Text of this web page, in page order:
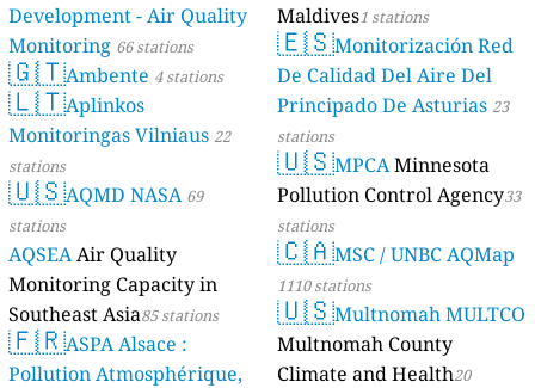
Development - Air Quality
Monitoring 66 stations
🇬🇹Ambente 4 stations
🇱🇹Aplinkos
Monitoringas Vilniaus 22
stations
🇺🇸AQMD NASA 69
stations
AQSEAAir Quality
Monitoring Capacity in
Southeast Asia85 stations
🇫🇷ASPA Alsace :
Pollution Atmosphérique,
Maldives1 stations
🇪🇸Monitorización Red
De Calidad Del Aire Del
Principado De Asturias 23
stations
🇺🇸MPCAMinnesota
Pollution Control Agency33
stations
🇨🇦MSC / UNBC AQMap
1110 stations
🇺🇸Multnomah MULTCO
Multnomah County
Climate and Health20